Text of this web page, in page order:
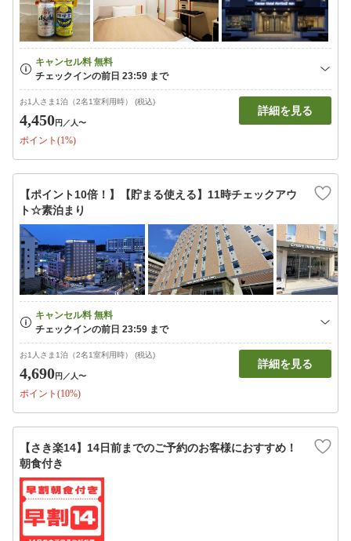
お1人さま1泊（2名1室利用時） (税込)
4,450円 ／人〜
ポイント(1%)
詳細を見る
【ポイント10倍！】【貯まる使える】11時チェックアウ
ト☆素泊まり
お1人さま1泊（2名1室利用時） (税込)
4,690円 ／人〜
ポイント(10%)
詳細を見る
【さき楽14】14日前までのご予約のお客様におすすめ！
朝食付き